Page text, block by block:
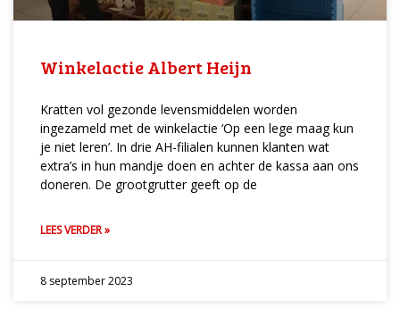
Winkelactie Albert Heijn
Kratten vol gezonde levensmiddelen worden
ingezameld met de winkelactie ‘Op een lege maag kun
je niet leren’. In drie AH-filialen kunnen klanten wat
extra’s in hun mandje doen en achter de kassa aan ons
doneren. De grootgrutter geeft op de
LEES VERDER »
8 september 2023